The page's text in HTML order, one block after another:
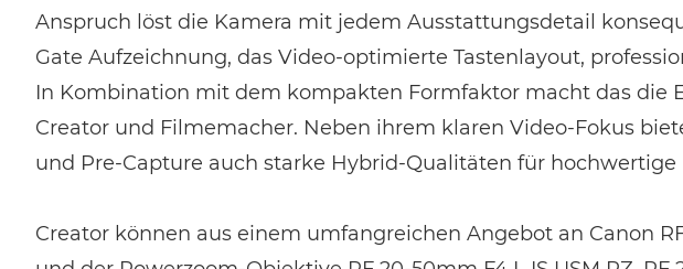
Anspruch löst die Kamera mit jedem Ausstattungsdetail
Gate Aufzeichnung, das Video-optimierte Tastenlayout,
In Kombination mit dem kompakten Formfaktor macht das die
Creator und Filmemacher. Neben ihrem klaren Video-Fokus
und Pre-Capture auch starke Hybrid-Qualitäten für hochwertige
Creator können aus einem umfangreichen Angebot an Canon